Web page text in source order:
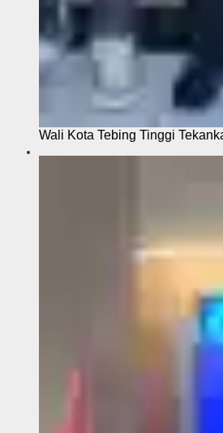
Wali Kota Tebing Tinggi